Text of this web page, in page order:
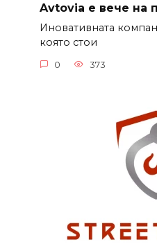
Avtovia е вече на
Иновативната
която стои
0 373